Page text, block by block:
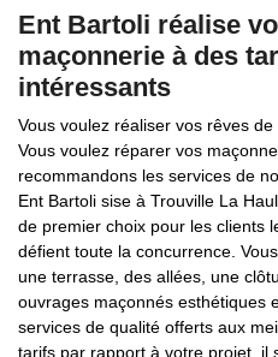
Ent Bartoli réalise
maçonnerie à des
intéressants
Vous voulez réaliser vos rêves
Vous voulez réparer vos
recommandons les services de
Ent Bartoli sise à Trouville La
de premier choix pour les clients
défient toute la concurrence.
une terrasse, des allées, une
ouvrages maçonnés esthétiques
services de qualité offerts aux
tarifs par rapport à votre projet, il